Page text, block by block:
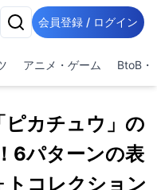
会員登録 / ログイン
アニメ・ゲーム BtoB・
ピカチュウ」の
6パターンの表
コレクション